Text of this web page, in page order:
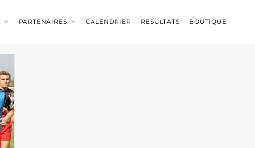
PARTENAIRES CALENDRIER RESULTATS BOUTIQUE